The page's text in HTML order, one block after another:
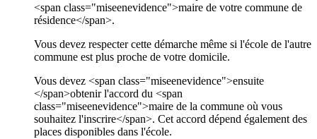
<span class="miseenevidence">maire de votre commune de
résidence</span>.
Vous devez respecter cette démarche même si l'école de l'autre
commune est plus proche de votre domicile.
Vous devez <span class="miseenevidence">ensuite
</span>obtenir l'accord du <span
class="miseenevidence">maire de la commune où vous
souhaitez l'inscrire</span>. Cet accord dépend également des
places disponibles dans l'école.